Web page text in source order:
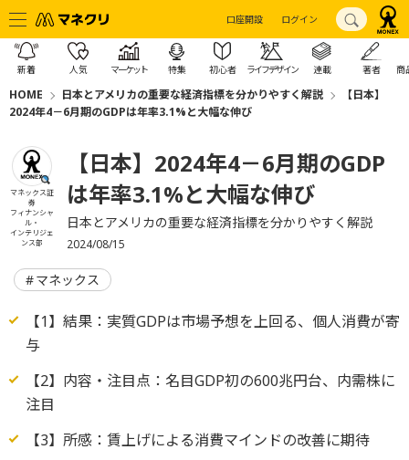
口座開設 ログイン
新着 人気 マーケット 特集 初心者 ライフデザイン 連載 著者 商
HOME 日本とアメリカの重要な経済指標を分かりやすく解説
【日本】
2024年4－6月期のGDPは年率3.1%と大幅な伸び
マネックス証
券
フィナンシャ
ル・
インテリジェ
ンス部
【日本】2024年4－6月期のGDP
は年率3.1%と大幅な伸び
日本とアメリカの重要な経済指標を分かりやすく解説
2024/08/15
マネックス
【1】結果：実質GDPは市場予想を上回る、個人消費が寄
与
【2】内容・注目点：名目GDP初の600兆円台、内需株に
注目
【3】所感：賃上げによる消費マインドの改善に期待